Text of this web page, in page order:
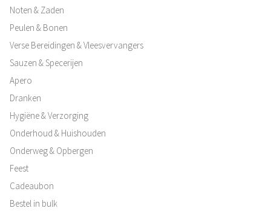
Noten & Zaden
Peulen & Bonen
Verse Bereidingen & Vleesvervangers
Sauzen & Specerijen
Apero
Dranken
Hygiëne & Verzorging
Onderhoud & Huishouden
Onderweg & Opbergen
Feest
Cadeaubon
Bestel in bulk